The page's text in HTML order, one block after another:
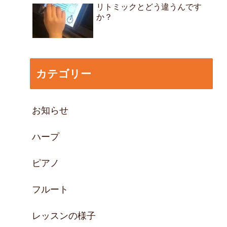
リトミックとどう違うんです
か？
カテゴリー
お知らせ
ハープ
ピアノ
フルート
レッスンの様子